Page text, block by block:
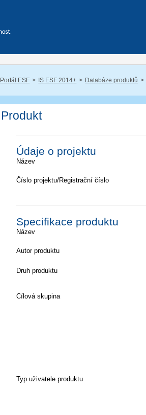
Portál ESF IS ESF 2014+ Databáze produktů
Produkt
Údaje o projektu
Název
Číslo projektu/Registrační číslo
Specifikace produktu
Název
Autor produktu
Druh produktu
Cílová skupina
Typ uživatele produktu